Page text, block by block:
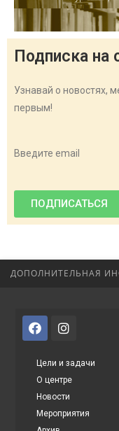
Подписка на
Узнавай о новостях,
первым!
Введите email
ПОДПИСАТЬСЯ
ДОПОЛНИТЕЛЬНАЯ
Цели и задачи
О центре
Новости
Мероприятия